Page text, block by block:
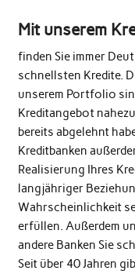
Mit unserem
finden Sie immer
schnellsten Kredite.
unserem Portfolio
Kreditangebot
bereits abgelehnt
Kreditbanken
Realisierung Ihres
langjähriger
Wahrscheinlichkeit
erfüllen. Außerdem
andere Banken Sie
Seit über 40 Jahren